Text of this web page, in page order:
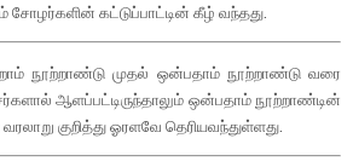
கட்டுப்பாட்டின் கீழ் வந்தது.
நூற்றாண்டு முதல் ஒன்பதாம் நூற்றாண்டு வரை
ஆளப்பட்டிருந்தாலும் ஒன்பதாம் நூற்றாண்டின்
குறித்து ஓரளவே தெரியவந்துள்ளது.